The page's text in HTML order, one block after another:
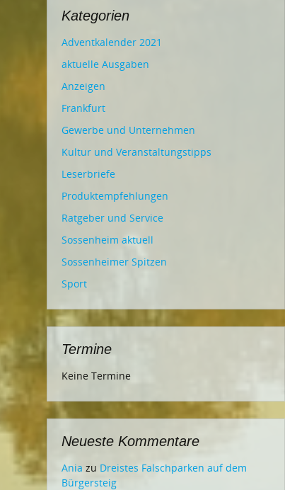
Kategorien
Adventkalender 2021
aktuelle Ausgaben
Anzeigen
Frankfurt
Gewerbe und Unternehmen
Kultur und Veranstaltungstipps
Leserbriefe
Produktempfehlungen
Ratgeber und Service
Sossenheim aktuell
Sossenheimer Spitzen
Sport
Termine
Keine Termine
Neueste Kommentare
Ania zu Dreistes Falschparken auf dem
Bürgersteig